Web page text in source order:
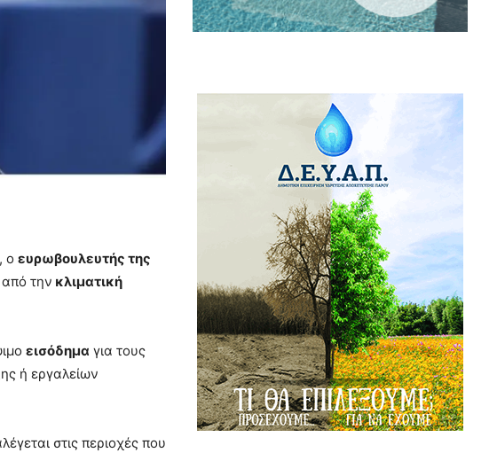
ο ευρωβουλευτής της
την κλιματική
εισόδημα για τους
ή εργαλείων
στις περιοχές που